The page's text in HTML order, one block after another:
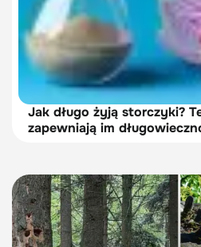
Jak długo żyją storczyki?
zapewniają im